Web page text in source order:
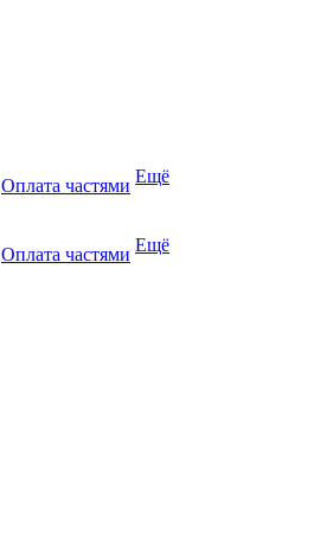
Оплата частями Ещё
Оплата частями Ещё